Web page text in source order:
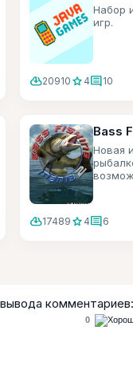
Набор
игр.
cloud_download20910 star 4comment10
Bass
Новая
cloud_download17489 star 4comment6
комментариев:
0